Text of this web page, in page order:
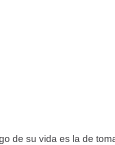
de su vida es la de